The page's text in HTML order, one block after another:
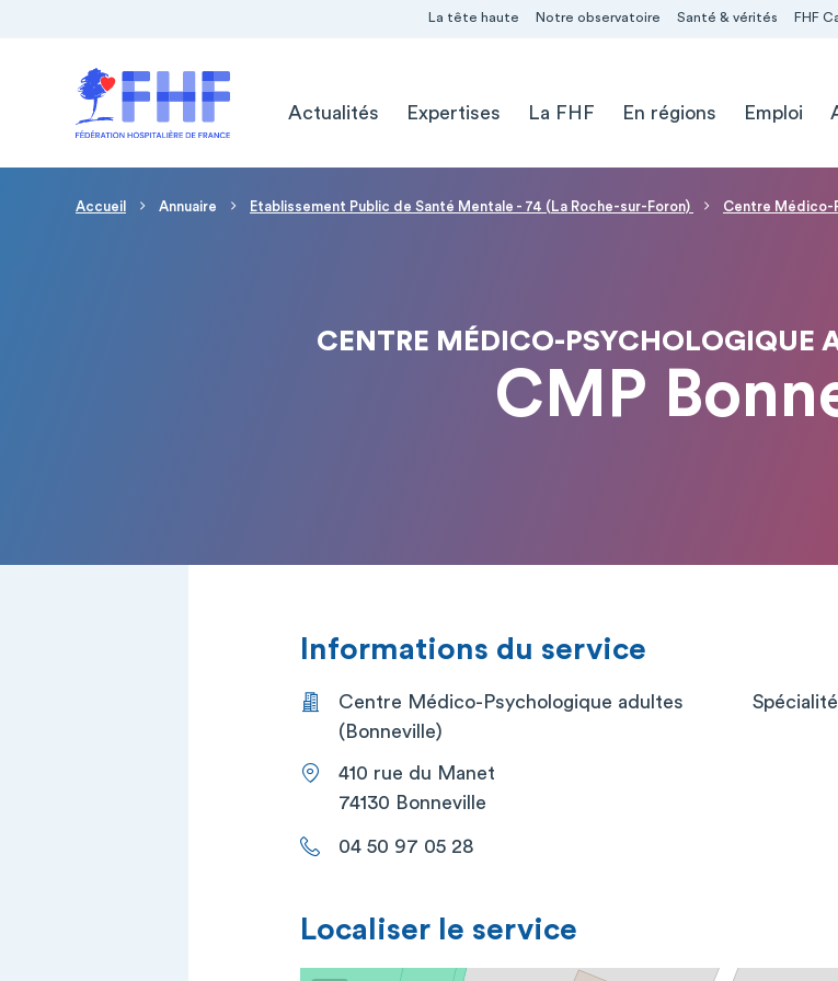
La tête haute Notre observatoire Santé & vérités FHF
Actualités
Expertises La FHF En régions Emploi
Fil d'Ariane
Accueil Annuaire Etablissement Public de Santé Mentale - 74 (La Roche-sur-Foron) Centre Médico-
CENTRE MÉDICO-PSYCHOLOGIQUE
CMP
Informations du service
Centre Médico-Psychologique adultes
(Bonneville)
410 rue du Manet
74130 Bonneville
04 50 97 05 28
Localiser le service